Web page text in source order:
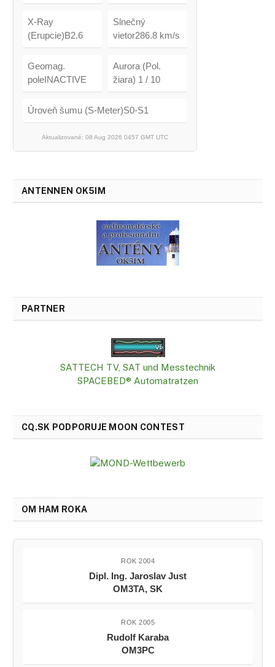
X-Ray
(Erupcie)B2.6
Slnečný
vietor286.8 km/s
Geomag.
poleINACTIVE
Aurora (Pol.
žiara) 1 / 10
Úroveň šumu (S-Meter)S0-S1
Aktualizované: 08 Aug 2026 0457 GMT UTC
ANTENNEN OK5IM
PARTNER
SATTECH TV, SAT und Messtechnik
SPACEBED® Automatratzen
CQ.SK PODPORUJE MOON CONTEST
OM HAM ROKA
ROK 2004
Dipl. Ing. Jaroslav Just
OM3TA, SK
ROK 2005
Rudolf Karaba
OM3PC